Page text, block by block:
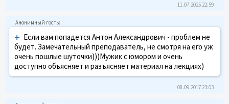
11.07.2025 22:59
+ Если вам попадется Антон Александрович - проблем не
будет. Замечательный преподаватель, не смотря на его уж
очень пошлые шуточки)))Мужик с юмором и очень
доступно объясняет и разъясняет материал на лекциях)
08.09.2017 23:03